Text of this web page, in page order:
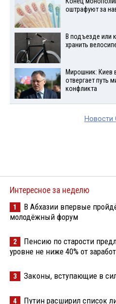
оштрафуют за
В подъезде или
хранить
Мирошник: Киев
отвергает путь
конфликта
Интересное за неделю
1
В Абхазии впервые
молодёжный форум
2
Пенсию по старости
уровне не ниже 40% от
3 Законы, вступающие в
4
Путин расширил список